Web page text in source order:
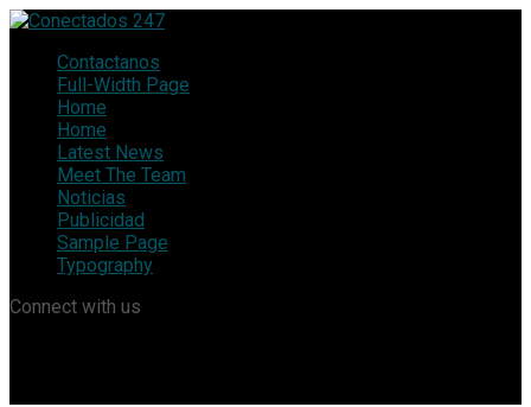
Contactanos
Full-Width Page
Home
Home
Latest News
Meet The Team
Noticias
Publicidad
Sample Page
Typography
Connect with us